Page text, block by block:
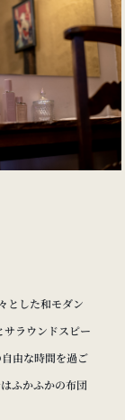
とした和モダン
ラウンドスピー
由な時間を過ご
ふかふかの布団